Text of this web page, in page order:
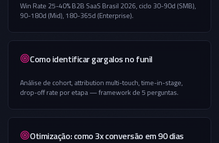
Win Rate 25-40% B2B SaaS Brasil 2026, ciclo 30-90d (SMB),
90-180d (Mid), 180-365d (Enterprise).
Como identificar gargalos no funil
Análise de cohort, attribution multi-touch, time-in-stage,
drop-off rate por etapa — framework de 5 perguntas.
Otimização: como 3x conversão em 90 dias